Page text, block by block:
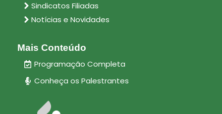
Sindicatos Filiadas
Notícias e Novidades
Mais Conteúdo
Programação Completa
Conheça os Palestrantes